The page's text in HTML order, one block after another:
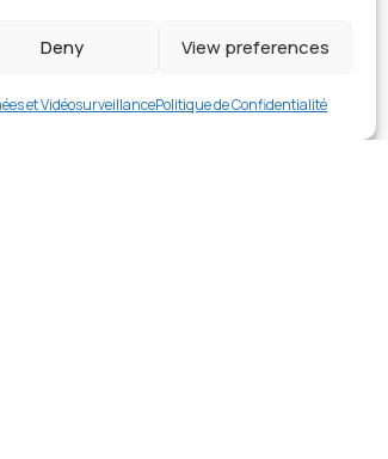
Deny View preferences
et VidéosurveillancePolitique de Confidentialité
16.99
Buy now